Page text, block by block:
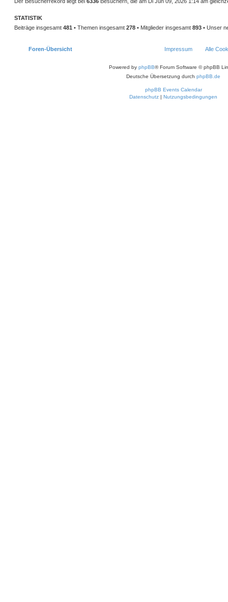
STATISTIK
Beiträge insgesamt 481 • Themen insgesamt 278 • Mitglieder insgesamt 893 • Unser
Foren-Übersicht Alle
Impressum
Powered by phpBB® Forum Software © phpBB
Deutsche Übersetzung durch phpBB.de
phpBB Events Calendar
Datenschutz | Nutzungsbedingungen